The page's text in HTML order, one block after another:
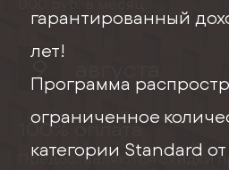
гарантированный
лет!
Программа
ограниченное
категории Standard
100% оплата
Предоставляются скидки